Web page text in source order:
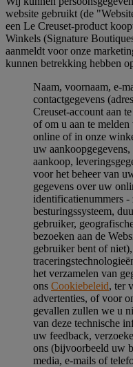
website gebruikt (de
een Le Creuset-product
Winkels (Signature
aanmeldt voor onze
kunnen betrekking hebben
Naam, voornaam, e-
contactgegevens
Creuset-account aan
of om u aan te
online of in onze
uw
aankoop,
voor het beheer van
gegevens over uw
identificatienummers -
besturingssysteem,
gebruiker,
bezoeken aan de
gebruiker bent of
het verzamelen van
ons Cookiebeleid, ter
advertenties, of voor
gevallen zullen we u
van deze technische
uw feedback,
ons (bijvoorbeeld uw
media, e-mails of